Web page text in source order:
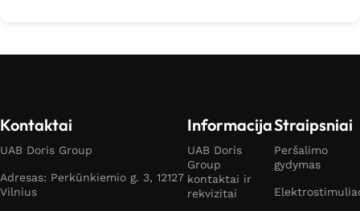
Kontaktai
UAB Doris Group
Adresas: Perkūnkiemio g. 3, 12127
Vilnius
Informacija
UAB Doris
Group
kontaktai ir
rekvizitai
Straipsniai
Peršalimo
gydymas